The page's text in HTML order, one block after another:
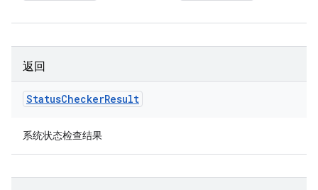
返回
StatusCheckerResult
系统状态检查结果